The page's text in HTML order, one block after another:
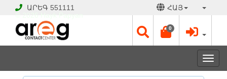
ԱՐԵԳ 551111 ՀԱՅ
0